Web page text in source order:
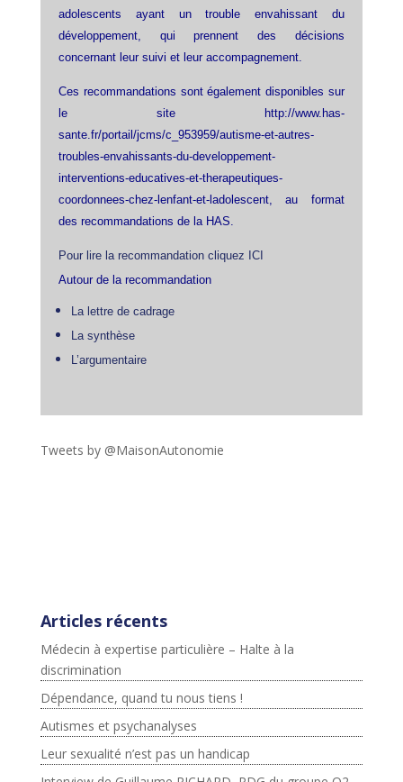
adolescents ayant un trouble envahissant du
développement, qui prennent des décisions
concernant leur suivi et leur accompagnement.
Ces recommandations sont également disponibles sur
le site
http://www.has-
sante.fr/portail/jcms/c_953959/autisme-et-autres-
troubles-envahissants-du-developpement-
interventions-educatives-et-therapeutiques-
coordonnees-chez-lenfant-et-ladolescent, au format
des recommandations de la HAS.
Pour lire la recommandation cliquez ICI
Autour de la recommandation
La lettre de cadrage
La synthèse
L’argumentaire
Tweets by @MaisonAutonomie
Articles récents
Médecin à expertise particulière – Halte à la
discrimination
Dépendance, quand tu nous tiens !
Autismes et psychanalyses
Leur sexualité n’est pas un handicap